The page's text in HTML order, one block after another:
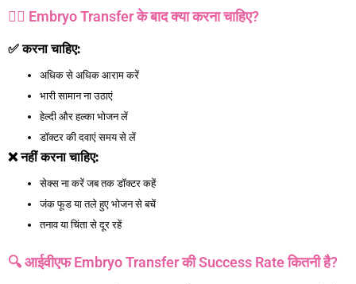
🧘‍♀️ Embryo Transfer के बाद क्या करना चाहिए?
✅करना चाहिए:
अधिक से अधिक आराम करें
भारी सामान ना उठाएं
हेल्दी और हल्का भोजन लें
डॉक्टर की दवाएं समय से लें
❌नहीं करना चाहिए:
सेक्स ना करें जब तक डॉक्टर कहें
जंक फूड या तले हुए भोजन से बचें
तनाव या चिंता से दूर रहें
🔍 आईवीएफ Embryo Transfer की Success Rate कितनी है?